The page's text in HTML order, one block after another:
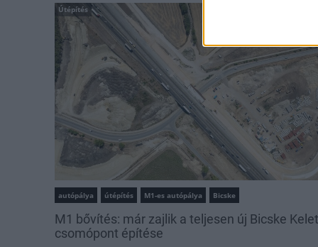
Útépítés
autópálya útépítés M1-es autópálya Bicske
M1 bővítés: már zajlik a teljesen új Bicske Kelet
csomópont építése